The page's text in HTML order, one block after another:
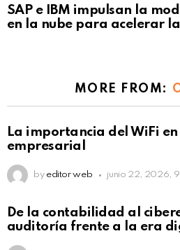
Click to view
SAP e IBM impulsan la
en la nube para acelerar
MORE FROM:
La importancia del WiFi
empresarial
by editor web junio 22, 2026,
De la contabilidad al
auditoría frente a la era